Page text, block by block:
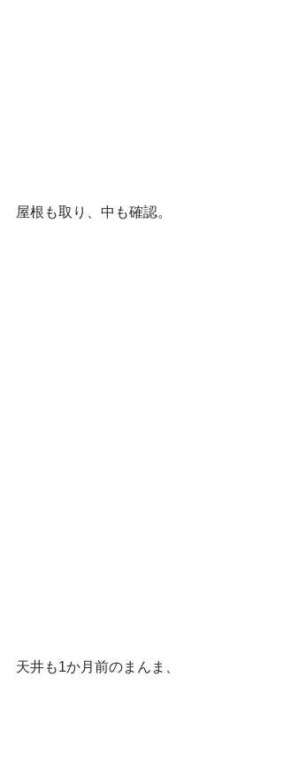
屋根も取り、中も確認。
天井も1か月前のまんま、